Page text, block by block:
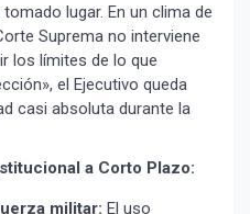
lugar. En un clima de
Suprema no interviene
los límites de lo que
el Ejecutivo queda
casi absoluta durante la
a Corto Plazo:
militar: El uso